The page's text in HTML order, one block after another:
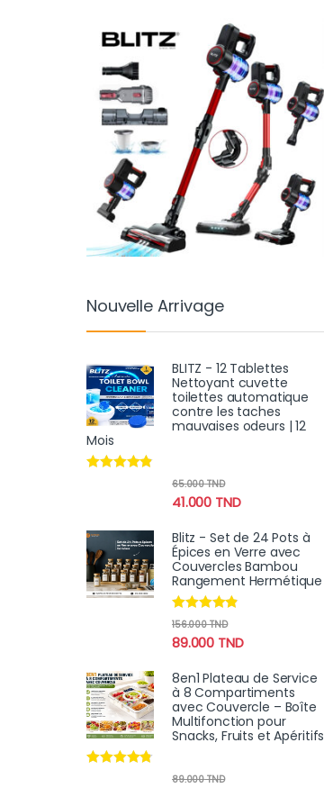
Nouvelle Arrivage
BLITZ - 12 Tablettes
Nettoyant cuvette
toilettes automatique
contre les taches
mauvaises odeurs | 12
Mois
41.000 TND
65.000TND
Blitz - Set de 24 Pots à
Épices en Verre avec
Couvercles Bambou
Rangement Hermétique
Note4.67
89.000 TND
156.000TND
8en1 Plateau de Service
à 8 Compartiments
avec Couvercle – Boîte
Multifonction pour
Snacks, Fruits et Apéritifs
89.000TND